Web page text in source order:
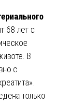
68 лет с
В
с
только